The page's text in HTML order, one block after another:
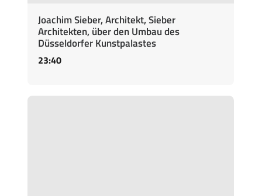
Joachim Sieber, Architekt, Sieber
Architekten, über den Umbau des
Düsseldorfer Kunstpalastes
23:40